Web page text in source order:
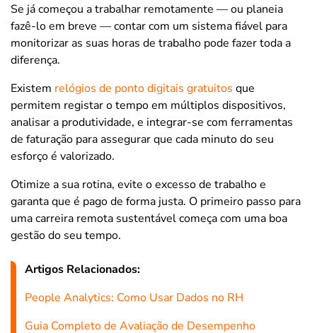
Se já começou a trabalhar remotamente — ou planeia
fazê-lo em breve — contar com um sistema fiável para
monitorizar as suas horas de trabalho pode fazer toda a
diferença.
Existem relógios de ponto digitais gratuitos que
permitem registar o tempo em múltiplos dispositivos,
analisar a produtividade, e integrar-se com ferramentas
de faturação para assegurar que cada minuto do seu
esforço é valorizado.
Otimize a sua rotina, evite o excesso de trabalho e
garanta que é pago de forma justa. O primeiro passo para
uma carreira remota sustentável começa com uma boa
gestão do seu tempo.
Artigos Relacionados:
People Analytics: Como Usar Dados no RH
Guia Completo de Avaliação de Desempenho